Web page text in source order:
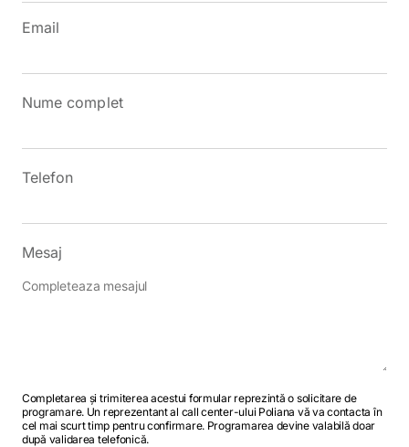
Email
Nume complet
Telefon
Mesaj
Completarea și trimiterea acestui formular reprezintă o solicitare de
programare. Un reprezentant al call center-ului Poliana vă va contacta în
cel mai scurt timp pentru confirmare. Programarea devine valabilă doar
după validarea telefonică.